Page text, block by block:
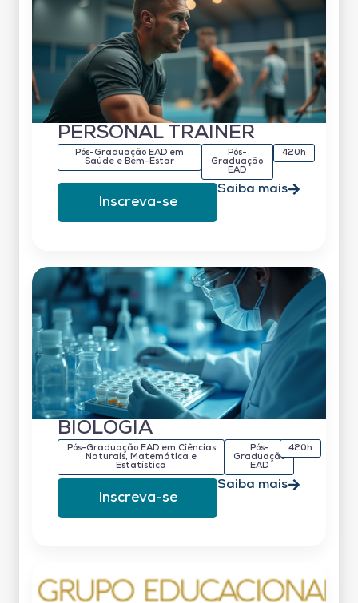
PERSONAL TRAINER
Pós-Graduação EAD em
Saúde e Bem-Estar
Pós-
Graduação
EAD
420h
Inscreva-se
Saiba mais
BIOLOGIA
Pós-Graduação EAD em Ciências
Naturais, Matemática e
Estatística
Pós-
Graduação
EAD
420h
Inscreva-se
Saiba mais